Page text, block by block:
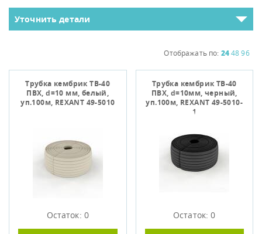
Уточнить детали
Отображать по: 2448 96
Трубка кембрик ТВ-40
ПВХ, d=10 мм, белый,
уп.100м, REXANT 49-5010
Остаток: 0
Трубка кембрик ТВ-40
ПВХ, d=10мм, черный,
уп.100м, REXANT 49-5010-
1
Остаток: 0